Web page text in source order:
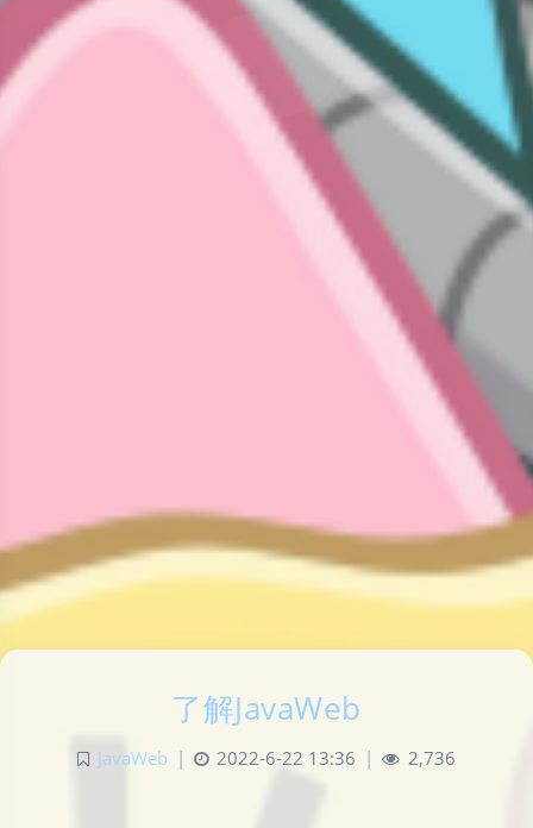
了解JavaWeb
JavaWeb | 2022-6-22 13:36 | 2,736